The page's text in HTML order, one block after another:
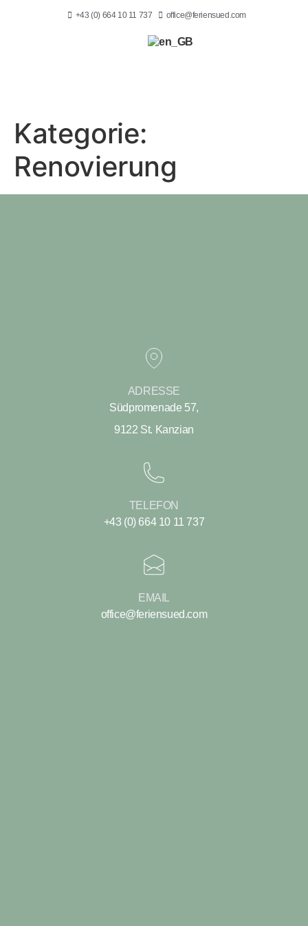
+43 (0) 664 10 11 737 office@feriensued.com
Kategorie:
Renovierung
ADRESSE
Südpromenade 57,
9122 St. Kanzian
TELEFON
+43 (0) 664 10 11 737
EMAIL
office@feriensued.com